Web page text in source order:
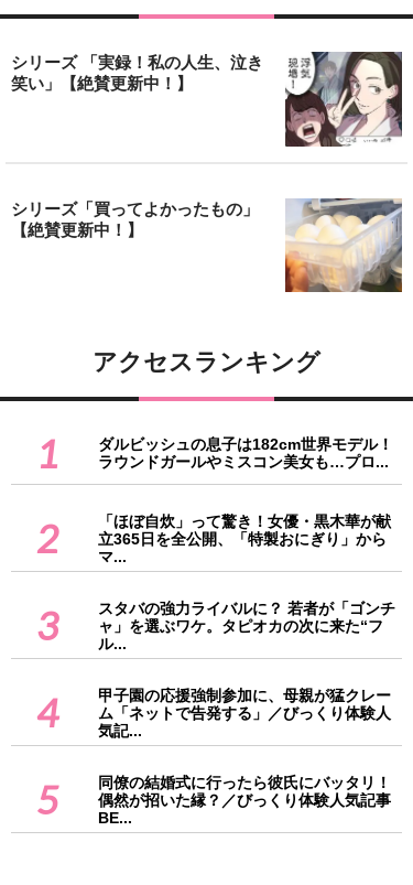
シリーズ 「実録！私の人生、泣き
笑い」【絶賛更新中！】
シリーズ「買ってよかったもの」
【絶賛更新中！】
アクセスランキング
1
ダルビッシュの息子は182cm世界モデル！
ラウンドガールやミスコン美女も…プロ...
2
「ほぼ自炊」って驚き！女優・黒木華が献
立365日を全公開、「特製おにぎり」から
マ...
3
スタバの強力ライバルに？ 若者が「ゴンチ
ャ」を選ぶワケ。タピオカの次に来た“フ
ル...
4
甲子園の応援強制参加に、母親が猛クレー
ム「ネットで告発する」／びっくり体験人
気記...
5
同僚の結婚式に行ったら彼氏にバッタリ！
偶然が招いた縁？／びっくり体験人気記事
BE...